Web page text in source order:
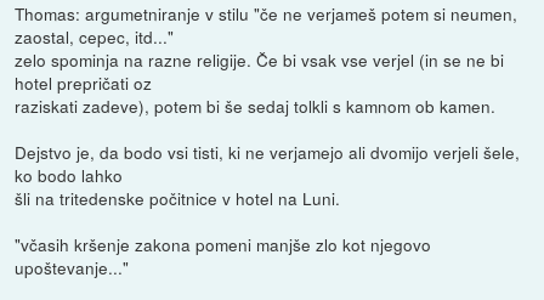
Thomas: argumetniranje v stilu "če ne verjameš potem si neumen,
zaostal, cepec, itd..."
zelo spominja na razne religije. Če bi vsak vse verjel (in se ne bi
hotel prepričati oz
raziskati zadeve), potem bi še sedaj tolkli s kamnom ob kamen.
Dejstvo je, da bodo vsi tisti, ki ne verjamejo ali dvomijo verjeli šele,
ko bodo lahko
šli na tritedenske počitnice v hotel na Luni.
"včasih kršenje zakona pomeni manjše zlo kot njegovo
upoštevanje..."